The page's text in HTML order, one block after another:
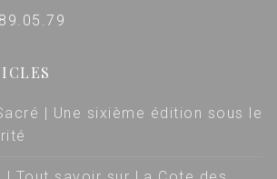
| Une sixième édition sous le